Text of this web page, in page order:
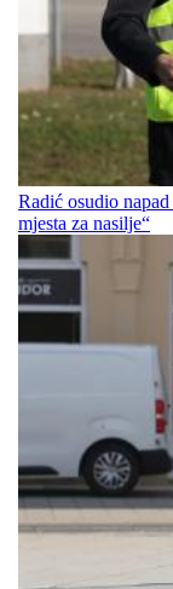
Radić osudio
mjesta za nasilje“